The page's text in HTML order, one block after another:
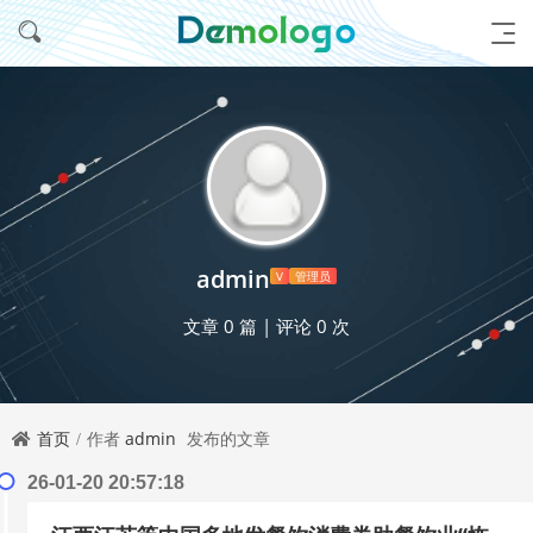
admin V 管理员
文章 0 篇 | 评论 0 次
首页 作者 admin 发布的文章
26-01-20 20:57:18